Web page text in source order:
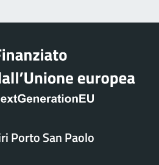
Porto San Paolo